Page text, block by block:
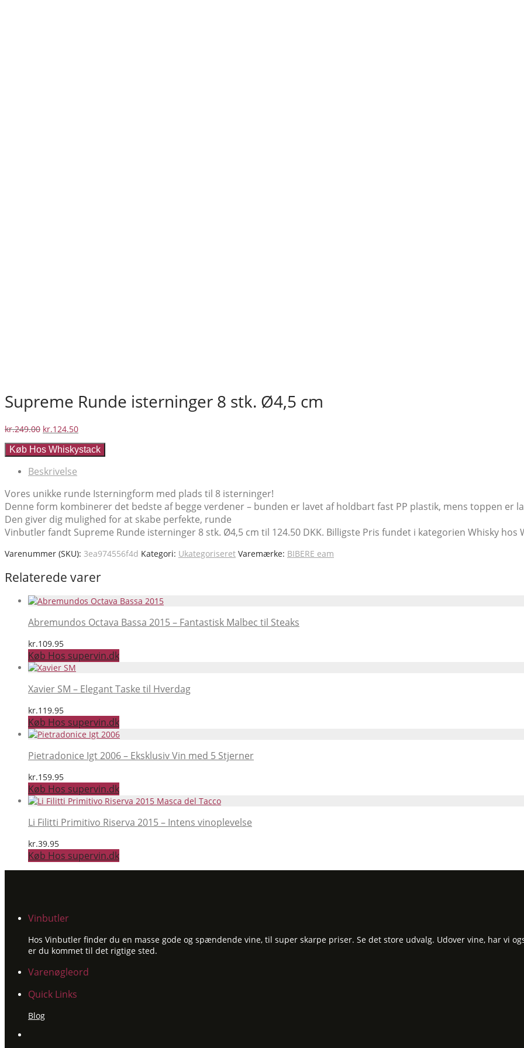
Supreme Runde isterninger 8 stk. Ø4,5 cm
kr.249.00 Den
pris
kr.249.00.
kr.124.50Den
pris
Køb Hos Whiskystack
Beskrivelse
Vores unikke runde Isterningform med plads til 8 isterninger!
Denne form kombinerer det bedste af begge verdener – bunden er lavet af holdbart fast PP plastik, mens toppen er
Den giver dig mulighed for at skabe perfekte, runde
Vinbutler fandt Supreme Runde isterninger 8 stk. Ø4,5 cm til 124.50 DKK. Billigste Pris fundet i kategorien Whisky hos
Varenummer (SKU): 3ea974556f4d Kategori: Ukategoriseret Varemærke: BIBERE eam
Relaterede varer
Abremundos Octava Bassa 2015 – Fantastisk Malbec til Steaks
kr.109.95
Køb Hos supervin.dk
Xavier SM – Elegant Taske til Hverdag
kr.119.95
Køb Hos supervin.dk
Pietradonice Igt 2006 – Eksklusiv Vin med 5 Stjerner
kr.159.95
Køb Hos supervin.dk
Li Filitti Primitivo Riserva 2015 – Intens vinoplevelse
kr.39.95
Køb Hos supervin.dk
Vinbutler
Hos Vinbutler finder du en masse gode og spændende vine, til super skarpe priser. Se det store udvalg. Udover vine, har vi
er du kommet til det rigtige sted.
Varenøgleord
Quick Links
Blog